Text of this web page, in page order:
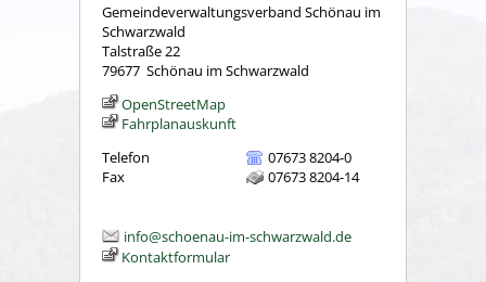
Gemeindeverwaltungsverband Schönau im
Schwarzwald
Talstraße 22
79677 Schönau im Schwarzwald
OpenStreetMap
Fahrplanauskunft
Telefon
07673 8204-0
Fax
07673 8204-14
info@schoenau-im-schwarzwald.de
Kontaktformular